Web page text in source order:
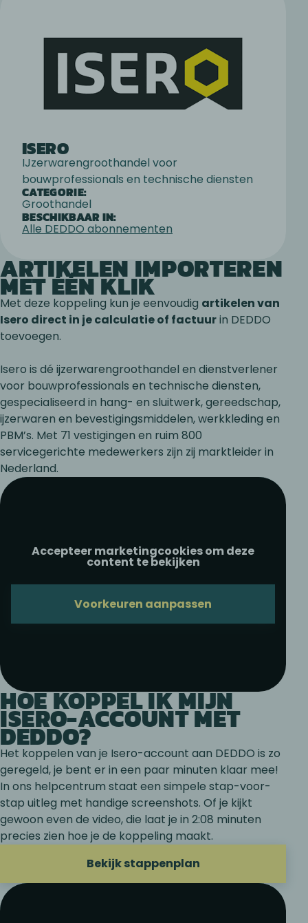
ISERO
IJzerwarengroothandel voor
bouwprofessionals en technische diensten
CATEGORIE:
Groothandel
BESCHIKBAAR IN:
Alle DEDDO abonnementen
ARTIKELEN IMPORTEREN
MET ÉÉN KLIK
Met deze koppeling kun je eenvoudig artikelen van
Isero direct in je calculatie of factuurin DEDDO
toevoegen.
Isero is dé ijzerwarengroothandel en dienstverlener
voor bouwprofessionals en technische diensten,
gespecialiseerd in hang- en sluitwerk, gereedschap,
ijzerwaren en bevestigingsmiddelen, werkkleding en
PBM’s. Met 71 vestigingen en ruim 800
servicegerichte medewerkers zijn zij marktleider in
Nederland.
Accepteer marketingcookies om deze
content te bekijken
Voorkeuren aanpassen
HOE KOPPEL IK MIJN
ISERO-ACCOUNT MET
DEDDO?
Het koppelen van je Isero-account aan DEDDO is zo
geregeld, je bent er in een paar minuten klaar mee!
In ons helpcentrum staat een simpele stap-voor-
stap uitleg met handige screenshots. Of je kijkt
gewoon even de video, die laat je in 2:08 minuten
precies zien hoe je de koppeling maakt.
Bekijk stappenplan